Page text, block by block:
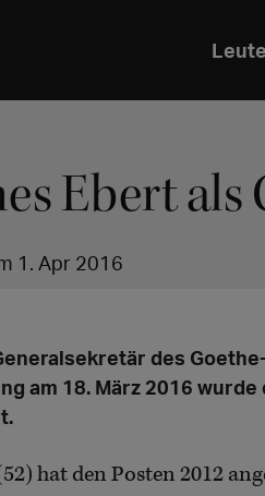
Leute
Ebert
1. Apr 2016
des
am 18. März 2016
hat den Posten 2012